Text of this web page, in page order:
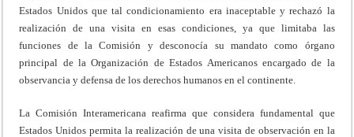
Estados Unidos que tal condicionamiento era inaceptable y rechazó la
realización de una visita en esas condiciones, ya que limitaba las
funciones de la Comisión y desconocía su mandato como órgano
principal de la Organización de Estados Americanos encargado de la
observancia y defensa de los derechos humanos en el continente.
La Comisión Interamericana reafirma que considera fundamental que
Estados Unidos permita la realización de una visita de observación en la